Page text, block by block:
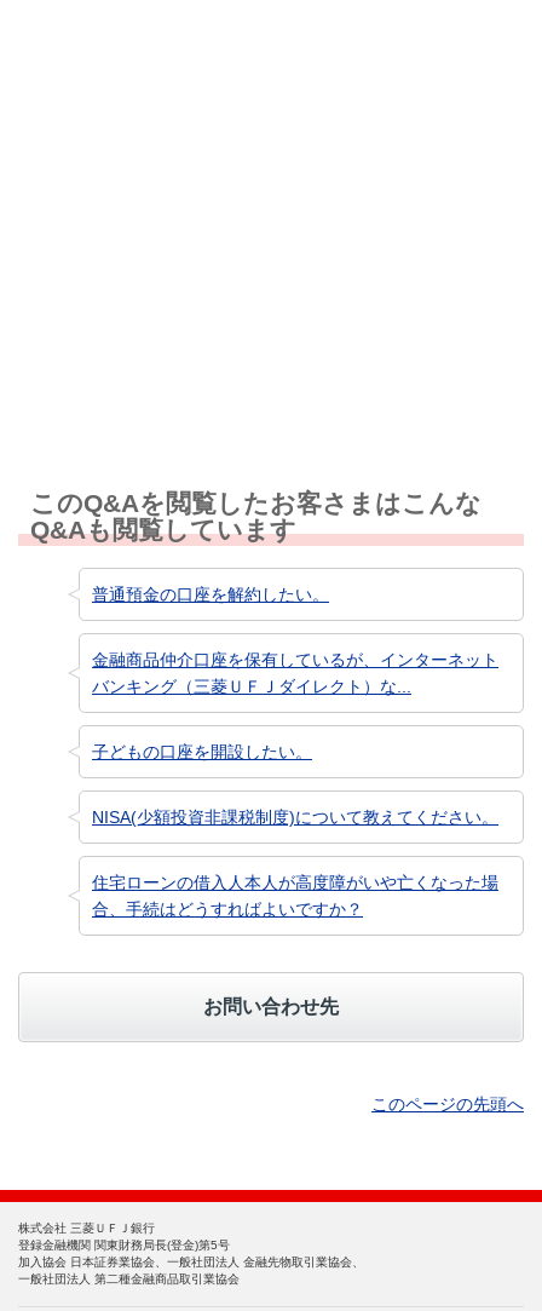
このQ&Aを閲覧したお客さまはこんな
Q&Aも閲覧しています
普通預金の口座を解約したい。
金融商品仲介口座を保有しているが、インターネット
バンキング（三菱ＵＦＪダイレクト）な...
子どもの口座を開設したい。
NISA(少額投資非課税制度)について教えてください。
住宅ローンの借入人本人が高度障がいや亡くなった場
合、手続はどうすればよいですか？
お問い合わせ先
このページの先頭へ
株式会社 三菱ＵＦＪ銀行
登録金融機関 関東財務局長(登金)第5号
加入協会 日本証券業協会、一般社団法人 金融先物取引業協会、
一般社団法人 第二種金融商品取引業協会